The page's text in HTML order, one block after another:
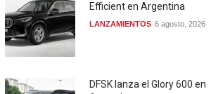
Efficient en Argentina
LANZAMIENTOS 6 agosto, 2026
DFSK lanza el Glory 600 en